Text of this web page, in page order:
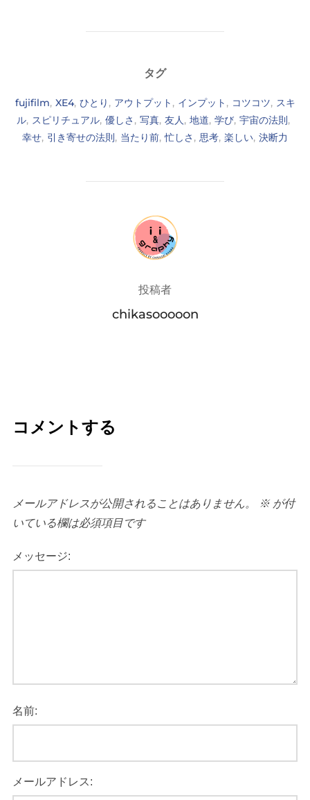
タグ
fujifilm, XE4, ひとり , アウトプット , インプット , コツコツ, スキ
ル, スピリチュアル, 優しさ , 写真, 友人, 地道, 学び, 宇宙の法則,
幸せ, 引き寄せの法則, 当たり前, 忙しさ , 思考, 楽しい, 決断力
投稿者
投稿者
chikasooooon
コメントする
メールアドレスが公開されることはありません。 ※が付
いている欄は必須項目です
メッセージ:
名前:
メールアドレス: